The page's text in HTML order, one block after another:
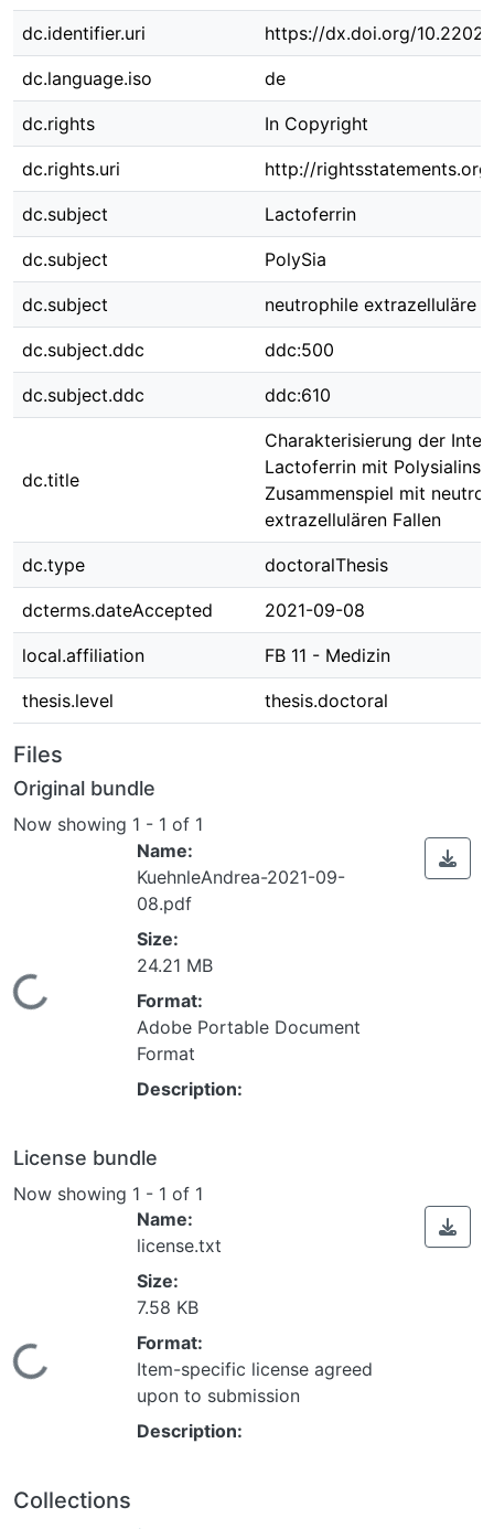
dc.identifier.uri https://dx.doi.org/
dc.language.iso de
dc.rights In Copyright
dc.rights.uri http://
dc.subject Lactoferrin
dc.subject PolySia
dc.subject neutrophile extrazelluläre
dc.subject.ddc ddc:500
dc.subject.ddc ddc:610
dc.title
Charakterisierung der
Lactoferrin mit
Zusammenspiel mit
extrazellulären Fallen
dc.type doctoralThesis
dcterms.dateAccepted 2021-09-08
local.affiliation FB 11 - Medizin
thesis.level thesis.doctoral
Files
Original bundle
Now showing 1 - 1 of 1
Name:
KuehnleAndrea-2021-09-
08.pdf
Size:
24.21 MB
Format:
Adobe Portable Document
Format
Description:
License bundle
Now showing 1 - 1 of 1
Name:
license.txt
Size:
7.58 KB
Format:
Item-specific license agreed
upon to submission
Description:
Collections